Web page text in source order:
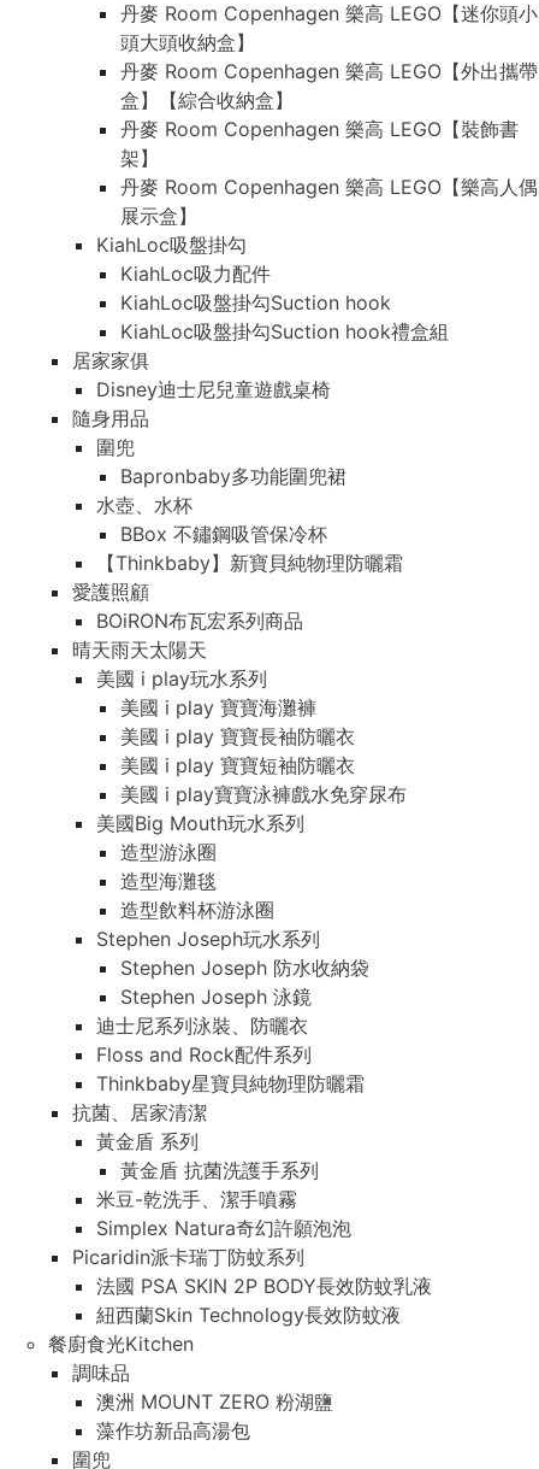
丹麥 Room Copenhagen 樂高 LEGO【迷你頭小
頭大頭收納盒】
丹麥 Room Copenhagen 樂高 LEGO【外出攜帶
盒】【綜合收納盒】
丹麥 Room Copenhagen 樂高 LEGO【裝飾書
架】
丹麥 Room Copenhagen 樂高 LEGO【樂高人偶
展示盒】
KiahLoc吸盤掛勾
KiahLoc吸力配件
KiahLoc吸盤掛勾Suction hook
KiahLoc吸盤掛勾Suction hook禮盒組
居家家俱
Disney迪士尼兒童遊戲桌椅
隨身用品
圍兜
Bapronbaby多功能圍兜裙
水壺、水杯
BBox 不鏽鋼吸管保冷杯
【Thinkbaby】新寶貝純物理防曬霜
愛護照顧
BOiRON布瓦宏系列商品
晴天雨天太陽天
美國 i play玩水系列
美國 i play 寶寶海灘褲
美國 i play 寶寶長袖防曬衣
美國 i play 寶寶短袖防曬衣
美國 i play寶寶泳褲戲水免穿尿布
美國Big Mouth玩水系列
造型游泳圈
造型海灘毯
造型飲料杯游泳圈
Stephen Joseph玩水系列
Stephen Joseph 防水收納袋
Stephen Joseph 泳鏡
迪士尼系列泳裝、防曬衣
Floss and Rock配件系列
Thinkbaby星寶貝純物理防曬霜
抗菌、居家清潔
黃金盾 系列
黃金盾 抗菌洗護手系列
米豆-乾洗手、潔手噴霧
Simplex Natura奇幻許願泡泡
Picaridin派卡瑞丁防蚊系列
法國 PSA SKIN 2P BODY長效防蚊乳液
紐西蘭Skin Technology長效防蚊液
餐廚食光Kitchen
調味品
澳洲 MOUNT ZERO 粉湖鹽
藻作坊新品高湯包
圍兜